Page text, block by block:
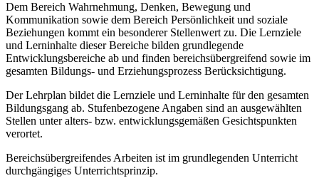
Dem Bereich Wahrnehmung, Denken, Bewegung und
Kommunikation sowie dem Bereich Persönlichkeit und soziale
Beziehungen kommt ein besonderer Stellenwert zu. Die Lernziele
und Lerninhalte dieser Bereiche bilden grundlegende
Entwicklungsbereiche ab und finden bereichsübergreifend sowie im
gesamten Bildungs- und Erziehungsprozess Berücksichtigung.
Der Lehrplan bildet die Lernziele und Lerninhalte für den gesamten
Bildungsgang ab. Stufenbezogene Angaben sind an ausgewählten
Stellen unter alters- bzw. entwicklungsgemäßen Gesichtspunkten
verortet.
Bereichsübergreifendes Arbeiten ist im grundlegenden Unterricht
durchgängiges Unterrichtsprinzip.